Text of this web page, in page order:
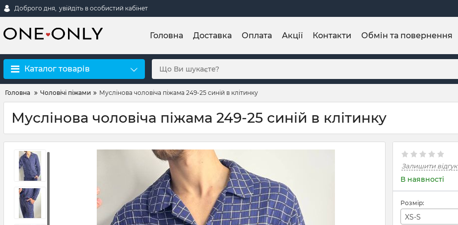
Доброго дня, увійдіть в особистий кабінет
Головна Доставка Оплата Акції Контакти Обмін та повернення
Каталог товарів
Головна Чоловічі піжами Муслінова чоловіча піжама 249-25 синій в клітинку
Муслінова чоловіча піжама 249-25 синій в клітинку
Залишити відгук
В наявності
Розмір:
XS-S